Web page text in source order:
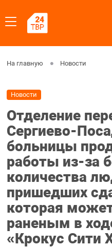
На главную Новости
Новости
Отделение
Сергиево-
больницы
работы из-за
количества
пришедших
которая
раненым в
«Крокус Сити